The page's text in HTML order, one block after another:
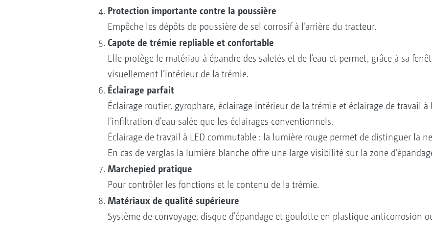
Protection importante contre la poussière
Empêche les dépôts de poussière de sel corrosif à l’arrière du tracteur.
Capote de trémie repliable et confortable
Elle protège le matériau à épandre des saletés et de l’eau et permet, grâce à sa
visuellement l’intérieur de la trémie.
Éclairage parfait
Éclairage routier, gyrophare, éclairage intérieur de la trémie et éclairage de travail à
l'infiltration d'eau salée que les éclairages conventionnels.
Éclairage de travail à LED commutable : la lumière rouge permet de distinguer la
En cas de verglas la lumière blanche offre une large visibilité sur la zone
Marchepied pratique
Pour contrôler les fonctions et le contenu de la trémie.
Matériaux de qualité supérieure
Système de convoyage, disque d'épandage et goulotte en plastique anticorrosion